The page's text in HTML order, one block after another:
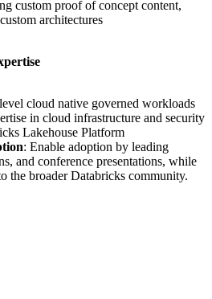
custom proof of concept content,
architectures
cloud native governed workloads
in cloud infrastructure and security
Lakehouse Platform
: Enable adoption by leading
and conference presentations, while
the broader Databricks community.